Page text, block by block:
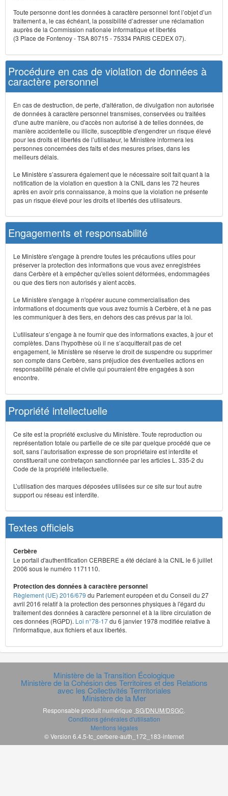
Toute personne dont les données à caractère personnel font l’objet d’un
traitement a, le cas échéant, la possibilité d’adresser une réclamation
auprès de la Commission nationale informatique et libertés
(3 Place de Fontenoy - TSA 80715 - 75334 PARIS CEDEX 07).
Procédure en cas de violation de données à
caractère personnel
En cas de destruction, de perte, d'altération, de divulgation non autorisée
de données à caractère personnel transmises, conservées ou traitées
d'une autre manière, ou d'accès non autorisé à de telles données, de
manière accidentelle ou illicite, susceptible d'engendrer un risque élevé
pour les droits et libertés de l’utilisateur, le Ministère informera les
personnes concernées des faits et des mesures prises, dans les
meilleurs délais.
Le Ministère s’assurera également que le nécessaire soit fait quant à la
notification de la violation en question à la CNIL dans les 72 heures
après en avoir pris connaissance, à moins que la violation ne présente
pas un risque élevé pour les droits et libertés des utilisateurs.
Engagements et responsabilité
Le Ministère s'engage à prendre toutes les précautions utiles pour
préserver la protection des informations que vous avez enregistrées
dans Cerbère et à empêcher qu'elles soient déformées, endommagées
ou que des tiers non autorisés y aient accès.
Le Ministère s'engage à n'opérer aucune commercialisation des
informations et documents que vous avez fournis à Cerbère, et à ne pas
les communiquer à des tiers, en dehors des cas prévus par la loi.
L’utilisateur s’engage à ne fournir que des informations exactes, à jour et
complètes. Dans l'hypothèse où il ne s’acquitterait pas de cet
engagement, le Ministère se réserve le droit de suspendre ou supprimer
son compte dans Cerbère, sans préjudice des éventuelles actions en
responsabilité pénale et civile qui pourraient être engagées à son
encontre.
Propriété intellectuelle
Ce site est la propriété exclusive du Ministère. Toute reproduction ou
représentation totale ou partielle de ce site par quelque procédé que ce
soit, sans l’autorisation expresse de son propriétaire est interdite et
constituerait une contrefaçon sanctionnée par les articles L. 335-2 du
Code de la propriété intellectuelle.
L’utilisation des marques déposées utilisées sur ce site sur tout autre
support ou réseau est interdite.
Textes officiels
Cerbère
Le portail d'authentification CERBERE a été déclaré à la CNIL le 6 juillet
2006 sous le numéro 1171110.
Protection des données à caractère personnel
Règlement (UE) 2016/679 du Parlement européen et du Conseil du 27
avril 2016 relatif à la protection des personnes physiques à l'égard du
traitement des données à caractère personnel et à la libre circulation de
ces données (RGPD). Loi n°78-17du 6 janvier 1978 modifiée relative à
l'informatique, aux fichiers et aux libertés.
Ministère de la Transition Écologique
Ministère de la Cohésion des Territoires et des Relations
avec les Collectivités Terrritoriales
Ministère de la Mer
Responsable produit numérique SG/DNUM/DSGC
Conditions générales d'utilisation
Mentions légales
© Version 6.4.5-tc_cerbere-auth_172_183-internet